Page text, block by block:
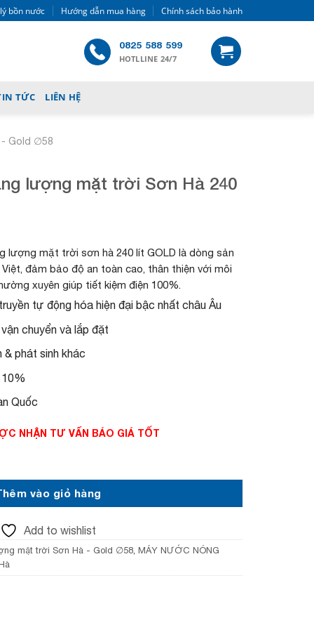
bồn nước Hướng dẫn mua hàng Chính sách bảo hành
0825 588 599
HOTLLINE 24/7
TỨC LIÊN HỆ
Gold ∅58
lượng mặt trời Sơn Hà 240
lượng mặt trời sơn hà 240 lít GOLD là dòng sản
đảm bảo độ an toàn cao, thân thiện với môi
xuyên giúp tiết kiệm điện 100%.
tự động hóa hiện đại bậc nhất châu Âu
chuyển và lắp đặt
phát sinh khác
Quốc
NHẬN TƯ VẤN BÁO GIÁ TỐT
vào giỏ hàng
Add to wishlist
mặt trời Sơn Hà - Gold ∅58, MÁY NƯỚC NÓNG